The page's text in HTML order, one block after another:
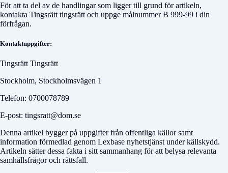
För att ta del av de handlingar som ligger till grund för artikeln,
kontakta Tingsrätt tingsrätt och uppge målnummerB 999-99 i din
förfrågan.
Kontaktuppgifter:
Tingsrätt Tingsrätt
Stockholm, Stockholmsvägen 1
Telefon: 0700078789
E-post: tingsratt@dom.se
Denna artikel bygger på uppgifter från offentliga källor samt
information förmedlad genom Lexbase nyhetstjänst under källskydd.
Artikeln sätter dessa fakta i sitt sammanhang för att belysa relevanta
samhällsfrågor och rättsfall.